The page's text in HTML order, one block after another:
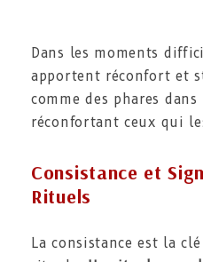
Dans les moments
apportent réconfort et
comme des phares
réconfortant ceux qui
Consistance et
Rituels
La consistance est la